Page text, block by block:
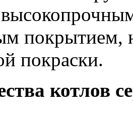
покрытием,
покраски.
котлов